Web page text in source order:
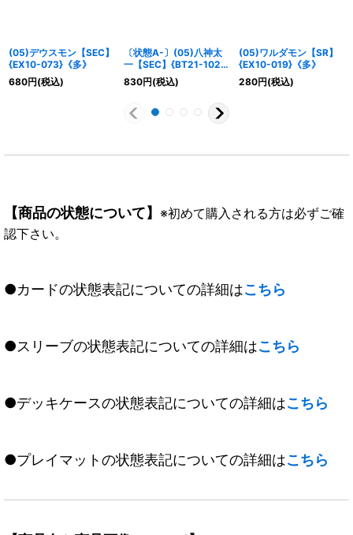
(05)デウスモン【SEC】
{EX10-073}《多》
680円(税込)
〔状態A-〕(05)八神太
一【SEC】{BT21-102}
《白》
830円(税込)
(05)ワルダモン【SR】
{EX10-019}《多》
280円(税込)
【商品の状態について】 ※初めて購入される方は必ずご確
認下さい。
●カードの状態表記についての詳細はこちら
●スリーブの状態表記についての詳細はこちら
●デッキケースの状態表記についての詳細はこちら
●プレイマットの状態表記についての詳細はこちら